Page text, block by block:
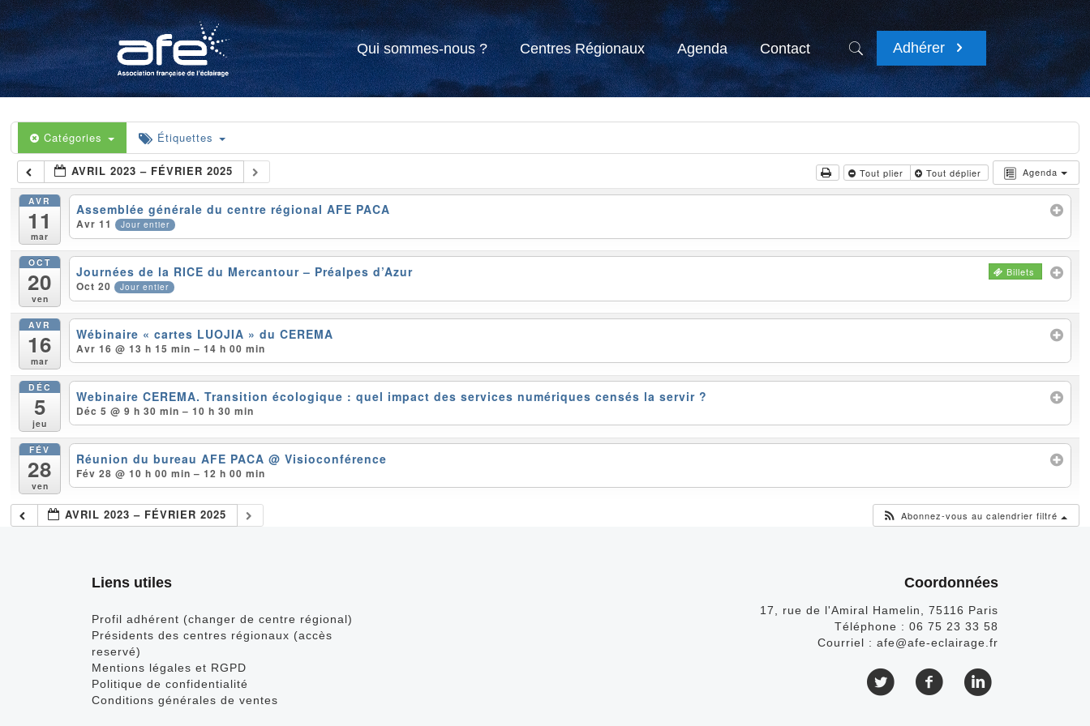
Qui sommes-nous ? Centres Régionaux Agenda Contact Adhérer
Catégories Étiquettes
Agenda
AVRIL 2023 – FÉVRIER 2025 Tout plier Tout déplier
AVR
11
mar
Assemblée générale du centre régional AFE PACA
Avr 11 Jour entier
OCT
20
ven
Journées de la RICE du Mercantour – Préalpes d’Azur Billets
Oct 20 Jour entier
AVR
16
mar
Wébinaire « cartes LUOJIA » du CEREMA
Avr 16 @ 13 h 15 min – 14 h 00 min
DÉC
5
jeu
Webinaire CEREMA. Transition écologique : quel impact des services numériques censés la servir ?
Déc 5 @ 9 h 30 min – 10 h 30 min
FÉV
28
ven
Réunion du bureau AFE PACA @ Visioconférence
Fév 28 @ 10 h 00 min – 12 h 00 min
AVRIL 2023 – FÉVRIER 2025 Abonnez-vous au calendrier filtré
Liens utiles
Profil adhérent (changer de centre régional)
Présidents des centres régionaux (accès
reservé)
Mentions légales et RGPD
Politique de confidentialité
Conditions générales de ventes
Coordonnées
17, rue de l'Amiral Hamelin, 75116 Paris
Téléphone : 06 75 23 33 58
Courriel : afe@afe-eclairage.fr